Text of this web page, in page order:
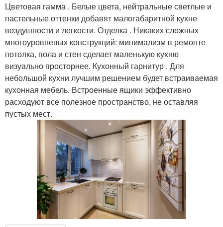
Цветовая гамма . Белые цвета, нейтральные светлые и
пастельные оттенки добавят малогабаритной кухне
воздушности и легкости. Отделка . Никаких сложных
многоуровневых конструкций: минимализм в ремонте
потолка, пола и стен сделает маленькую кухню
визуально просторнее. Кухонный гарнитур . Для
небольшой кухни лучшим решением будет встраиваемая
кухонная мебель. Встроенные ящики эффективно
расходуют все полезное пространство, не оставляя
пустых мест.